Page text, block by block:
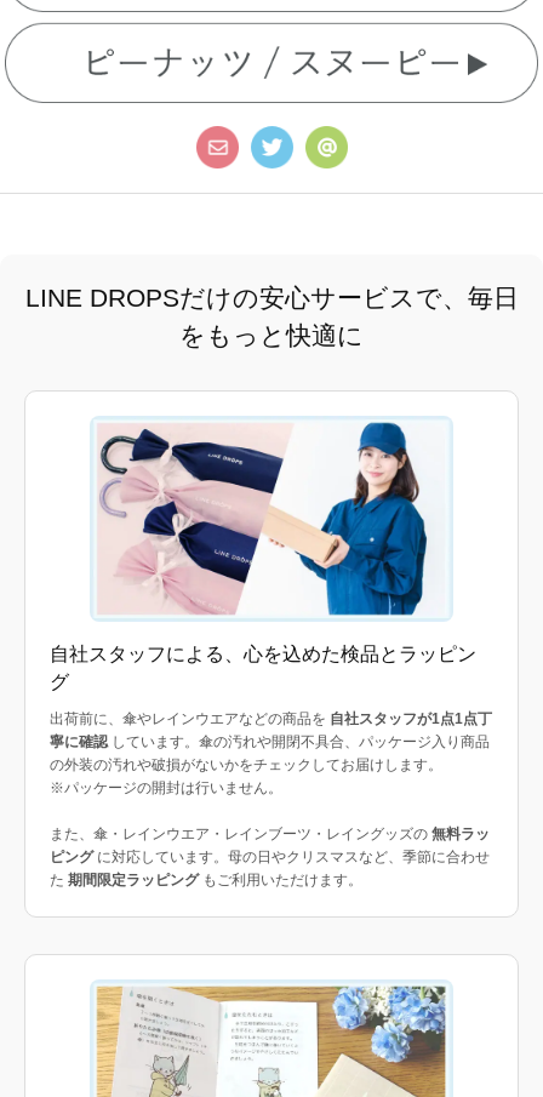
LINE DROPSだけの安心サービスで、毎日
をもっと快適に
自社スタッフによる、心を込めた検品とラッピン
グ
出荷前に、傘やレインウエアなどの商品を 自社スタッフが1点1点丁
寧に確認 しています。傘の汚れや開閉不具合、パッケージ入り商品
の外装の汚れや破損がないかをチェックしてお届けします。
※パッケージの開封は行いません。
また、傘・レインウエア・レインブーツ・レイングッズの 無料ラッ
ピングに対応しています。母の日やクリスマスなど、季節に合わせ
た 期間限定ラッピングもご利用いただけます。